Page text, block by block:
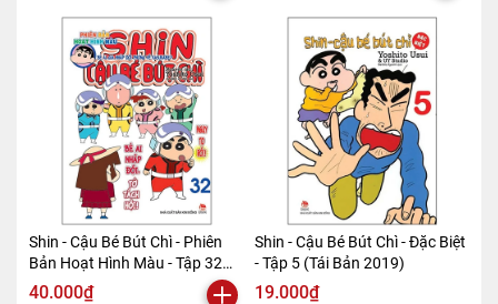
Shin - Cậu Bé Bút Chì - Phiên
Bản Hoạt Hình Màu - Tập 32
(Tái Bản 2019)
40.000₫
Shin - Cậu Bé Bút Chì - Đặc Biệt
- Tập 5 (Tái Bản 2019)
19.000₫